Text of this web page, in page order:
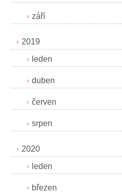
září
2019
leden
duben
červen
srpen
2020
leden
březen